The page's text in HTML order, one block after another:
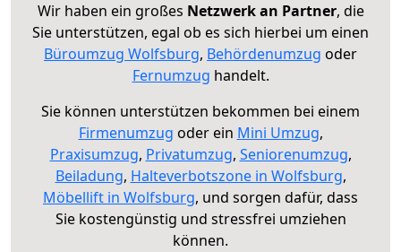
Wir haben ein großes Netzwerk an Partner, die
Sie unterstützen, egal ob es sich hierbei um einen
Büroumzug Wolfsburg, Behördenumzug oder
Fernumzug handelt.
Sie können unterstützen bekommen bei einem
Firmenumzug oder ein Mini Umzug,
Praxisumzug, Privatumzug, Seniorenumzug,
Beiladung, Halteverbotszone in Wolfsburg,
Möbellift in Wolfsburg, und sorgen dafür, dass
Sie kostengünstig und stressfrei umziehen
können.